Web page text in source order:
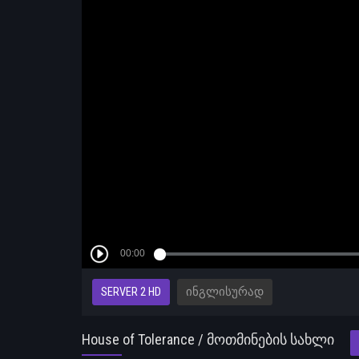
SERVER 2 HD ᲘᲜᲒᲚᲘᲡᲣᲠᲐᲓ
House of Tolerance / მოთმინების სახლი